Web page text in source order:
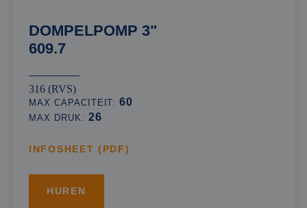
DOMPELPOMP 3"
609.7
316 (RVS)
MAX CAPACITEIT:60
MAX DRUK: 26
INFOSHEET (PDF)
HUREN